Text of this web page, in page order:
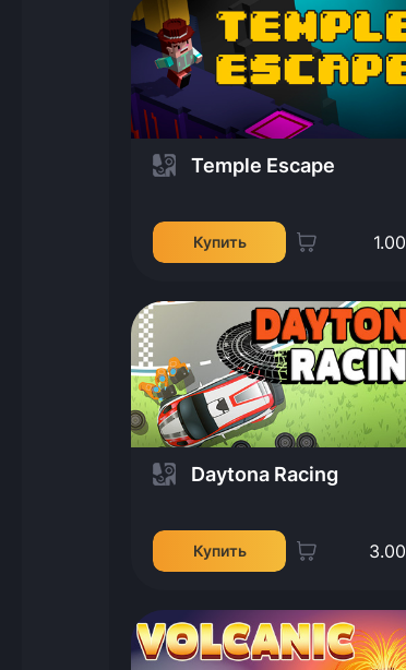
Temple Escape
Купить 1.00
Daytona Racing
Купить 3.00